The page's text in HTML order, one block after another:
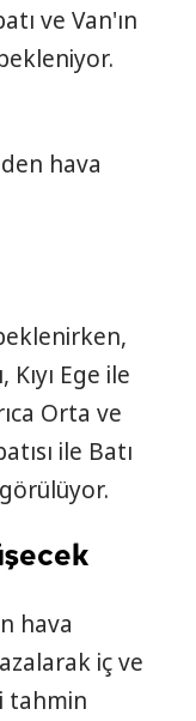
ve Van'ın
hava
Ege ile
Orta ve
ile Batı
hava
iç ve
tahmin